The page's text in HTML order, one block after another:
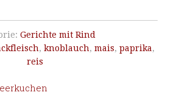
Gerichte mit Rind
, knoblauch, mais, paprika,
reis